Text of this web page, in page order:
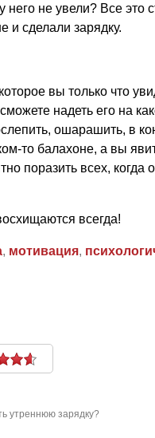
не увели? Все это
и сделали зарядку.
вы только что
надеть его на
ошарашить, в
то балахоне, а вы
поразить всех, когда
всегда!
, мотивация,
утреннюю зарядку?